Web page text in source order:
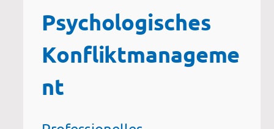
Psychologisches
Konfliktmanageme
nt